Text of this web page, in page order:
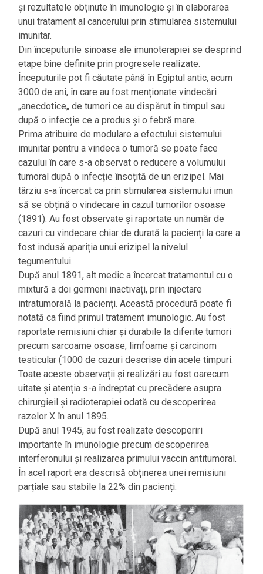
și rezultatele obținute în imunologie și în elaborarea
unui tratament al cancerului prin stimularea sistemului
imunitar.
Din începuturile sinoase ale imunoterapiei se desprind
etape bine definite prin progresele realizate.
Începuturile pot fi căutate până în Egiptul antic, acum
3000 de ani, în care au fost menționate vindecări
„anecdotice„ de tumori ce au dispărut în timpul sau
după o infecție ce a produs și o febră mare.
Prima atribuire de modulare a efectului sistemului
imunitar pentru a vindeca o tumoră se poate face
cazului în care s-a observat o reducere a volumului
tumoral după o infecție însoțită de un erizipel. Mai
târziu s-a încercat ca prin stimularea sistemului imun
să se obțină o vindecare în cazul tumorilor osoase
(1891). Au fost observate și raportate un număr de
cazuri cu vindecare chiar de durată la pacienți la care a
fost indusă apariția unui erizipel la nivelul
tegumentului.
După anul 1891, alt medic a încercat tratamentul cu o
mixtură a doi germeni inactivați, prin injectare
intratumorală la pacienți. Această procedură poate fi
notată ca fiind primul tratament imunologic. Au fost
raportate remisiuni chiar și durabile la diferite tumori
precum sarcoame osoase, limfoame și carcinom
testicular (1000 de cazuri descrise din acele timpuri.
Toate aceste observații și realizări au fost oarecum
uitate și atenția s-a îndreptat cu precădere asupra
chirurgieil și radioterapiei odată cu descoperirea
razelor X în anul 1895.
După anul 1945, au fost realizate descoperiri
importante în imunologie precum descoperirea
interferonului și realizarea primului vaccin antitumoral.
În acel raport era descrisă obținerea unei remisiuni
parțiale sau stabile la 22% din pacienți.